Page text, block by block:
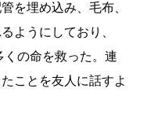
を埋め込み、毛布、
ようにしており、
の命を救った。連
ことを友人に話すよ